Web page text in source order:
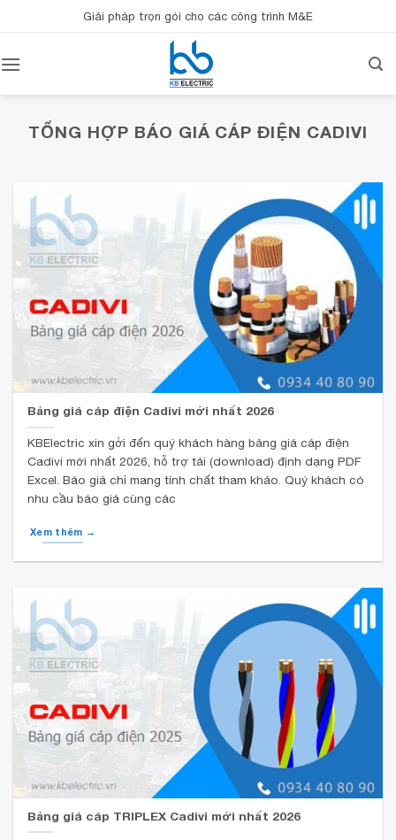
qua
dung
Giải pháp trọn gói cho các công trình M&E
TỔNG HỢP BÁO GIÁ CÁP ĐIỆN CADIVI
Bảng giá cáp điện Cadivi mới nhất 2026
KBElectric xin gởi đến quý khách hàng bảng giá cáp điện
Cadivi mới nhất 2026, hỗ trợ tải (download) định dạng PDF
Excel. Báo giá chỉ mang tính chất tham khảo. Quý khách có
nhu cầu báo giá cùng các
Xem thêm →
Bảng giá cáp TRIPLEX Cadivi mới nhất 2026